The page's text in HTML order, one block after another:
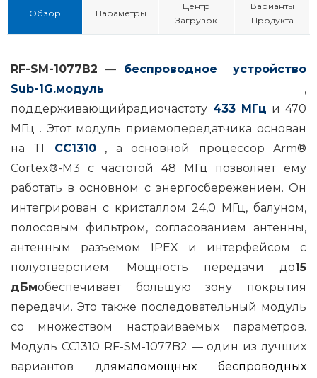
Обзор Параметры
Центр
Загрузок
Варианты
Продукта
RF-SM-1077B2 — беспроводное устройство
Sub-1G.модуль ,
поддерживающийрадиочастоту 433 МГц и 470
МГц . Этот модуль приемопередатчика основан
на TI
CC1310, а основной процессор Arm®
Cortex®-M3 с частотой 48 МГц позволяет ему
работать в основном с энергосбережением. Он
интегрирован с кристаллом 24,0 МГц, балуном,
полосовым фильтром, согласованием антенны,
антенным разъемом IPEX и интерфейсом с
полуотверстием. Мощность передачи до15
дБмобеспечивает большую зону покрытия
передачи. Это также последовательный модуль
со множеством настраиваемых параметров.
Модуль CC1310 RF-SM-1077B2 — один из лучших
вариантов длямаломощных беспроводных